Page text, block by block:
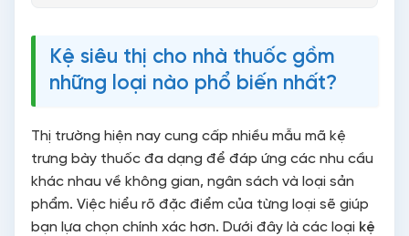
FAQ: Câu Hỏi Thường Gặp Về Kệ Nhà
Thuốc
Kệ siêu thị cho nhà thuốc gồm
những loại nào phổ biến nhất?
Thị trường hiện nay cung cấp nhiều mẫu mã kệ
trưng bày thuốc đa dạng để đáp ứng các nhu cầu
khác nhau về không gian, ngân sách và loại sản
phẩm. Việc hiểu rõ đặc điểm của từng loại sẽ giúp
bạn lựa chọn chính xác hơn. Dưới đây là các loại kệ